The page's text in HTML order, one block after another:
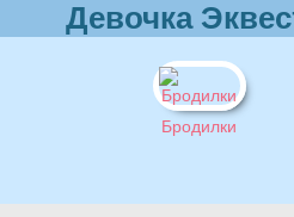
Девочка
Бродилки